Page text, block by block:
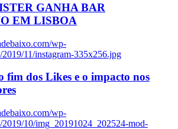
GANHA BAR
EM LISBOA
wp-
2019/11/instagram-335x256.jpg
fim dos Likes e o impacto nos
wp-
2019/10/img_20191024_202524-mod-